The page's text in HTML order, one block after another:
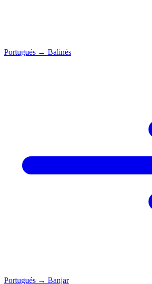
Portugués → Balinés
Portugués → Banjar